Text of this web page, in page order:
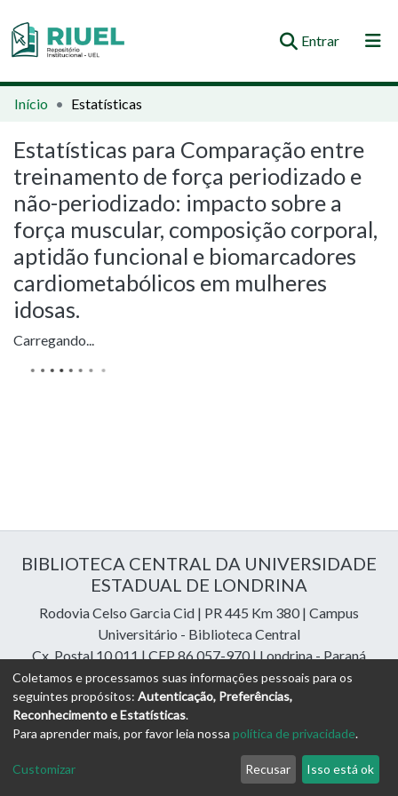
Entrar(current)
Orientações e Normas
Busca no Repositório
Início Estatísticas
Estatísticas para Comparação entre
treinamento de força periodizado e
não-periodizado: impacto sobre a
força muscular, composição corporal,
aptidão funcional e biomarcadores
cardiometabólicos em mulheres
idosas.
Carregando...
BIBLIOTECA CENTRAL DA UNIVERSIDADE
ESTADUAL DE LONDRINA
Rodovia Celso Garcia Cid | PR 445 Km 380 | Campus
Universitário - Biblioteca Central
Cx. Postal 10.011 | CEP 86.057-970 | Londrina - Paraná
Contatos: e-mail:riuel@uel.br| fone: 43 3371-4409
DSpace Cloud Softwarecopyright © 2023-2026
Libraries Assessoria e Consultoria
Configurações de
Termos
de Uso
Enviar uma
Sugestão
Coletamos e processamos suas informações pessoais para os
seguintes propósitos: Autenticação, Preferências,
Reconhecimento e Estatísticas.
Para aprender mais, por favor leia nossa política de privacidade.
Customizar Recusar Isso está ok